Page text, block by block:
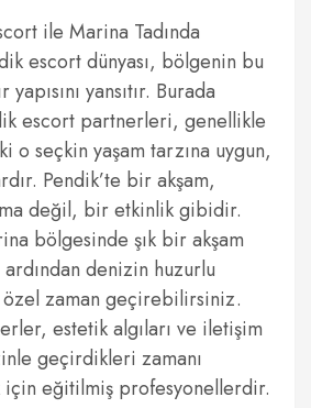
ile Marina Tadında
escort dünyası, bölgenin bu
yansıtır. Burada
escort partnerleri, genellikle
o seçkin yaşam tarzına uygun,
Pendik’te bir akşam,
değil, bir etkinlik gibidir.
bölgesinde şık bir akşam
denizin huzurlu
zaman geçirebilirsiniz.
estetik algıları ve iletişim
geçirdikleri zamanı
için eğitilmiş profesyonellerdir.